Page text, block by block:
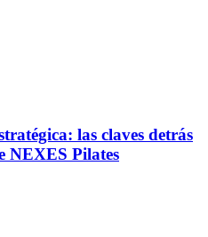
las claves detrás
NEXES Pilates